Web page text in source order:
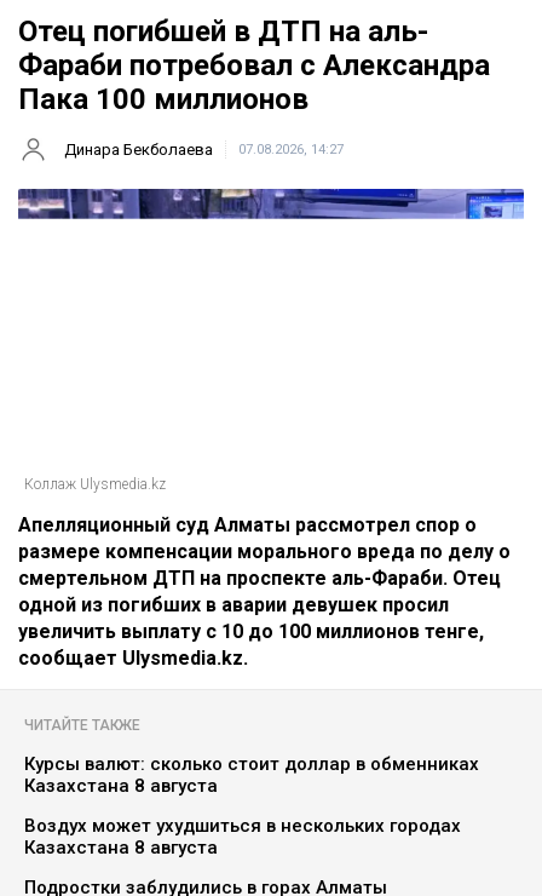
Отец погибшей в ДТП на аль-
Фараби потребовал с Александра
Пака 100 миллионов
Динара Бекболаева 07.08.2026, 14:27
Коллаж Ulysmedia.kz
Апелляционный суд Алматы рассмотрел спор о
размере компенсации морального вреда по делу о
смертельном ДТП на проспекте аль-Фараби. Отец
одной из погибших в аварии девушек просил
увеличить выплату с 10 до 100 миллионов тенге,
сообщает Ulysmedia.kz.
ЧИТАЙТЕ ТАКЖЕ
Курсы валют: сколько стоит доллар в обменниках
Казахстана 8 августа
Воздух может ухудшиться в нескольких городах
Казахстана 8 августа
Подростки заблудились в горах Алматы